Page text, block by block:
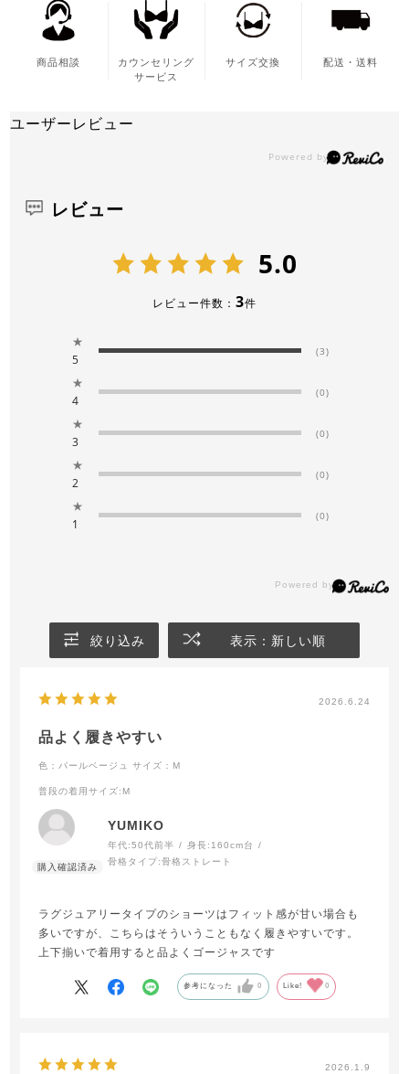
商品相談
カウンセリング
サービス
サイズ交換 配送・送料
ユーザーレビュー
レビュー
5.0
レビュー件数： 3件
★
5
(3)
★
4
(0)
★
3
(0)
★
2
(0)
★
1
(0)
絞り込み 表示：新しい順
2026.6.24
品よく履きやすい
色：パールベージュ サイズ：M
普段の着用サイズ:M
YUMIKO
年代:50代前半 身長: 160cm台
骨格タイプ:骨格ストレート
ラグジュアリータイプのショーツはフィット感が甘い場合も
多いですが、こちらはそういうこともなく履きやすいです。
上下揃いで着用すると品よくゴージャスです
参考になった 0 Like! 0
2026.1.9